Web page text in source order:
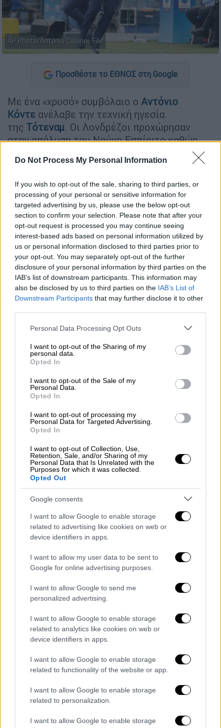
Do Not Process My Personal Information
If you wish to opt-out of the sale, sharing to third parties, or
processing of your personal or sensitive information for
targeted advertising by us, please use the below opt-out
section to confirm your selection. Please note that after your
opt-out request is processed you may continue seeing
interest-based ads based on personal information utilized by
us or personal information disclosed to third parties prior to
your opt-out. You may separately opt-out of the further
disclosure of your personal information by third parties on the
IAB’s list of downstream participants. This information may
also be disclosed by us to third parties on the IAB’s List of
Downstream Participants that may further disclose it to other
Please note that this website/app uses one or more Google
not limited to your visit or usage behaviour. You may click to
grant or deny consent to Google and its third-party tags to
use your data for below specified purposes in below Google
consent section.
Personal Data Processing Opt Outs
I want to opt-out of the Sharing of my
personal data.
Opted In
I want to opt-out of the Sale of my
Personal Data.
Opted In
I want to opt-out of processing my
Personal Data for Targeted Advertising.
Opted In
I want to opt-out of Collection, Use,
Retention, Sale, and/or Sharing of my
Personal Data that Is Unrelated with the
Purposes for which it was collected.
Opted Out
Google consents
I want to allow Google to enable storage
related to advertising like cookies on web or
device identifiers in apps.
I want to allow my user data to be sent to
Google for online advertising purposes.
I want to allow Google to send me
personalized advertising.
I want to allow Google to enable storage
related to analytics like cookies on web or
device identifiers in apps.
I want to allow Google to enable storage
related to functionality of the website or app.
I want to allow Google to enable storage
related to personalization.
I want to allow Google to enable storage
ΑP Photo/Antonio Calanni, File
Προσθέστε το ΕΘΝΟΣ στη Google
Με ένα «χρυσό» συμβόλαιο ο Αντόνιο
Κόντε ανέλαβε την τεχνική ηγεσία
της Τότεναμ. Οι Λονδρέζοι προχώρησαν
στην απόλυση του Νούνο Εσπίριτο καθώς
αποδώσει η δουλειά του Πορτογάλου
κόουτς κι αμέσως στράθηκαν στον Ιταλό
προπονητή.
Ο Κόντε, ο οποίος μετά την κατάκτηση του
ιταλικού πρωταθλήματος με την Ιντερ την
περασμένη σεζόν, αποχώρησε απ' τους
Νερατζούρι λόγω διαφωνίας με τη διοίκηση
του συλλόγου, επέλεξε να μην κοουτσάρει
ομάδα περιμένοντας την επόμενη μεγάλη
πρόταση. Κι εν τέλει αυτή ήρθε απ' την...
απελπισμένη διοίκηση της Τότεναμ, που του
έστρωσε χρυσάφι στα πόδια.
ΔΙΑΒΑΣΤΕ ΕΠΙΣΗΣ
Αθλητισμός
Champions League: Καθοριστικές
αναμετρήσεις - Οι τηλεοπτικές
Αθλητισμός
Πυροβολισμοί και τραυματίας
προπονητής σε ποδοσφαιρικό αγώνα
στην Αργεντινή!
Αθλητισμός|01.11.2021 19:21
Εκτός ελέγχου η κατάσταση στη Σεντ
Ετιέν - «Ντου» οπαδών στο
αεροδρόμιο και λεκτικές επιθέσεις
Το συμβόλαιο των 17 εκατ. ευρώ για
συμβόλαιο 18 μηνών καταδεικνύει αφενός
το πόσο καιγόταν ο Ντάνιελ Λίβι για να
φέρει στο Λονδίνο ένα βαρύ όνομα,
αφετέρου το πόσο πιστεύει στον Ιταλό, ο
οποίος έχει κατακτήσει τρία πρωταθλήματα
Ιταλίας με τη Γιουβέντους, ένα με την Ιντερ
και ένα πρωτάθλημα Αγγλίας με την Τσέλσι.
Σύμφωνα με τα δημοσιεύματα του
Σπιρουνιών υποσχέθηκε πως του διαθέσει